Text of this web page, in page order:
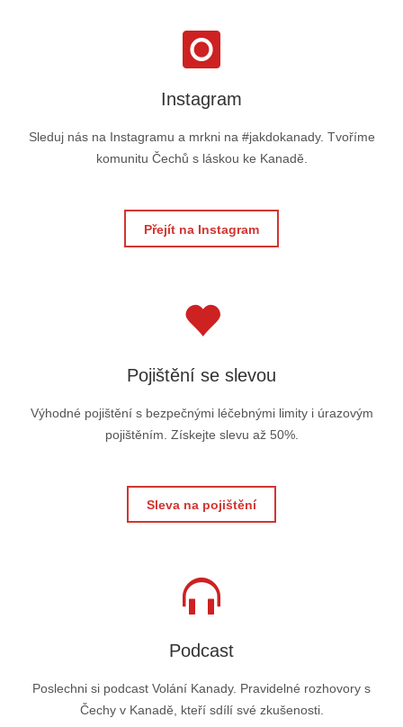
Instagram
Sleduj nás na Instagramu a mrkni na #jakdokanady. Tvoříme
komunitu Čechů s láskou ke Kanadě.
Přejít na Instagram
Pojištění se slevou
Výhodné pojištění s bezpečnými léčebnými limity i úrazovým
pojištěním. Získejte slevu až 50%.
Sleva na pojištění
Podcast
Poslechni si podcast Volání Kanady. Pravidelné rozhovory s
Čechy v Kanadě, kteří sdílí své zkušenosti.